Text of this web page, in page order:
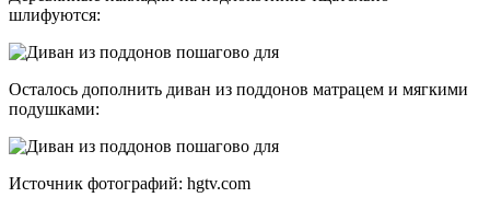
шлифуются:
Осталось дополнить диван из поддонов матрацем и мягкими
подушками:
Источник фотографий: hgtv.com